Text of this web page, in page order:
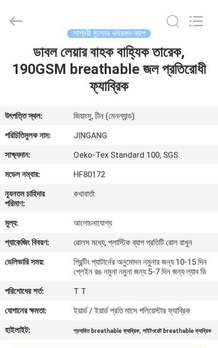
আমাদের
সম্পর্কে
কারখানা
ভ্রমণ
নিয়ন্ত্রণ
যোগাযোগ
খবর
Textile
Co.,Ltd.
সাশ্রয়ী মূল্যের বহিরঙ্গন ব্যাগ
ডাবল লেয়ার বাহক বাহ্যিক তারেক,
190GSM breathable জল প্রতিরোধী
ফ্যাব্রিক
উৎপত্তি স্থল:
জিয়াংসু, চীন (মেনল্যান্ড)
পরিচিতিমুলক নাম:
JINGANG
সাক্ষ্যদান:
Oeko-Tex Standard 100, SGS
মডেল নম্বার:
HF80172
ন্যূনতম চাহিদার
পরিমাণ:
কথাবার্তা
মূল্য:
আলোচনাযোগ্য
প্যাকেজিং বিবরণ:
রোলস মধ্যে, প্লাস্টিক ব্যাগ প্রতিটি রোল রাখুন
ডেলিভারি সময়:
প্রিন্টিং প্যাটার্নের অনুমোদন নমুনার জন্য 10-15 দিন
প্লেইন রঙ নমুনা নমুনা জন্য 5-7 দিন জন্য ল্যাব ডি
পরিশোধের শর্ত:
T T
যোগানের ক্ষমতা:
ইয়ার্ড / ইয়ার্ড প্রতি মাসে পলিয়েস্টার ফ্যাব্রিক
হাইলাইট:
প্রসারিত breathable ফ্যাব্রিক,লাইটওয়েট breathable ফ্যাব্রিক